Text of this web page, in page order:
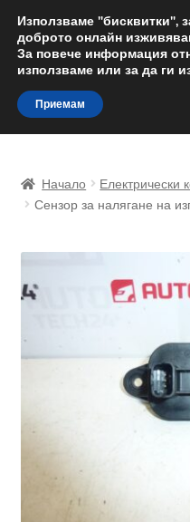
Доставка
Skip
to
navigation
Skip
to
content
Доставка по целия свят
За нас
Количка
Моята сметка
Плащанията
Начало Електрически
Сензор за налягане на
Използваме "бисквитки",
доброто онлайн
За повече информация
използваме или за да ги
Приемам